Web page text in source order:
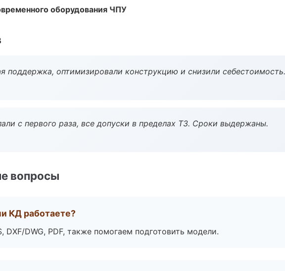
оборудования ЧПУ
поддержка, оптимизировали конструкцию и снизили себестоимость.
с первого раза, все допуски в пределах ТЗ. Сроки выдержаны.
вопросы
КД работаете?
DXF/DWG, PDF, также помогаем подготовить модели.